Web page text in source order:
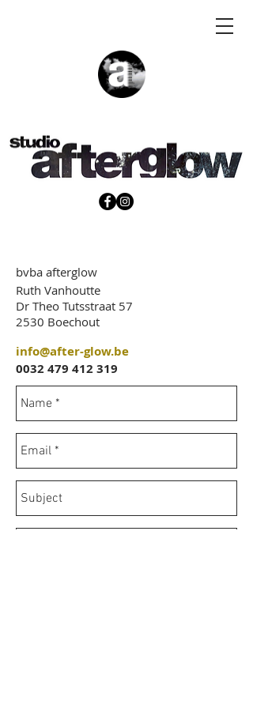
bvba afterglow
Ruth Vanhoutte
Dr Theo Tutsstraat 57
2530 Boechout
info@after-glow.be
0032 479 412 319